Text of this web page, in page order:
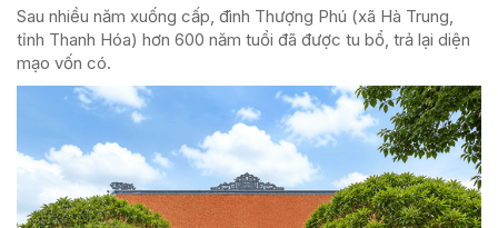
Sau nhiều năm xuống cấp, đình Thượng Phú (xã Hà Trung,
tỉnh Thanh Hóa) hơn 600 năm tuổi đã được tu bổ, trả lại diện
mạo vốn có.